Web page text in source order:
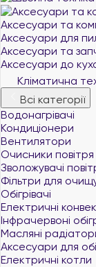
Аксесуари та
Аксесуари для
Аксесуари та
Аксесуари до
Кліматична
Всі категорії
Водонагрівачі
Кондиціонери
Вентилятори
Очисники повітря
Зволожувачі
Фільтри для
Обігрівачі
Електричні
Інфрачервоні
Масляні
Аксесуари для
Електричні котли